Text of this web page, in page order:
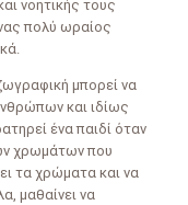
νοητικής τους
πολύ ωραίος
μπορεί να
και ιδίως
ένα παιδί όταν
χρωμάτων που
τα χρώματα και να
μαθαίνει να